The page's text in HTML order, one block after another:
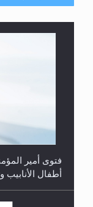
فتوى أمير
أطفال